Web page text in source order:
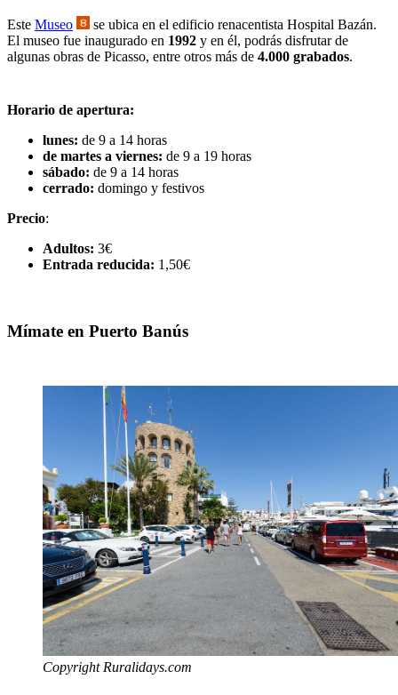
Este Museo
se ubica en el edificio renacentista Hospital Bazán.
El museo fue inaugurado en 1992 y en él, podrás disfrutar de
algunas obras de Picasso, entre otros más de 4.000 grabados.
Horario de apertura:
lunes: de 9 a 14 horas
de martes a viernes: de 9 a 19 horas
sábado: de 9 a 14 horas
cerrado: domingo y festivos
Precio:
Adultos: 3€
Entrada reducida: 1,50€
Mímate en Puerto Banús
Copyright Ruralidays.com